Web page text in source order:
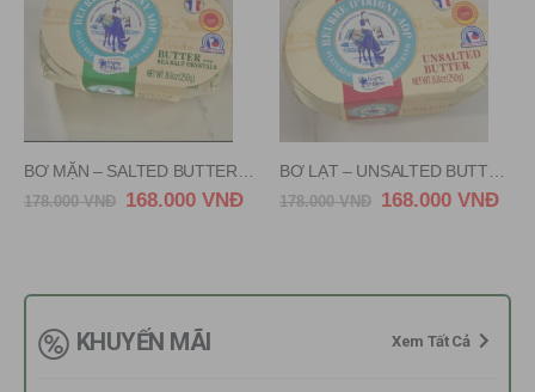
BƠ MẶN – SALTED BUTTER D’ISIGNY FRANCE 250G
178.000VNĐ 168.000 VNĐ
BƠ LẠT – UNSALTED BUTTER D’ISIGNY FRANCE 250G
178.000VNĐ 168.000 VNĐ
KHUYẾN MÃI Xem Tất Cả